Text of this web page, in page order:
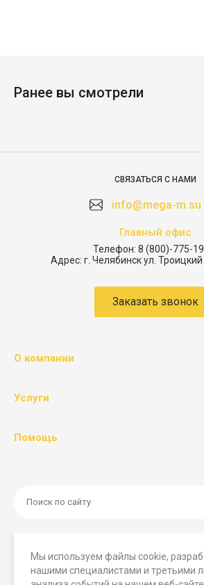
Мы используем файлы cookie,
нашими специалистами и третьими
Ранее вы смотрели
СВЯЗАТЬСЯ С НАМИ
info@mega-m.su
Главный офис
Телефон: 8 (800)-775-
Адрес: г. Челябинск ул.
Заказать звонок
О компании
Услуги
Помощь
© 2026 Мегамашины, Все права